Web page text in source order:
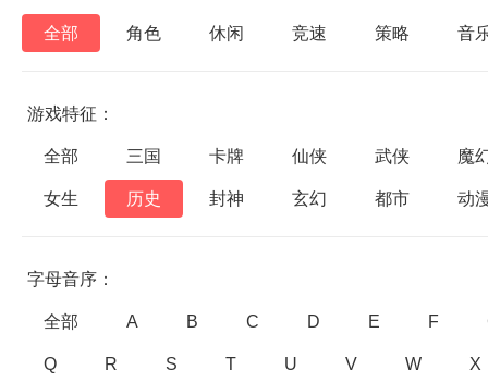
全部 角色 休闲 竞速 策略 音
游戏特征：
全部 三国 卡牌 仙侠 武侠 魔
女生 历史 封神 玄幻 都市 动
字母音序：
全部 A B C D E F
Q R S T U V W X